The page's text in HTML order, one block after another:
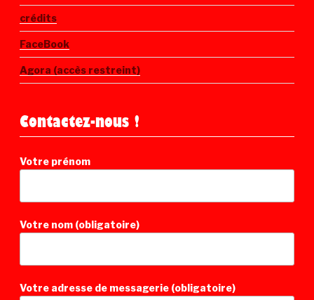
crédits
FaceBook
Agora (accès restreint)
Contactez-nous !
Votre prénom
Votre nom (obligatoire)
Votre adresse de messagerie (obligatoire)